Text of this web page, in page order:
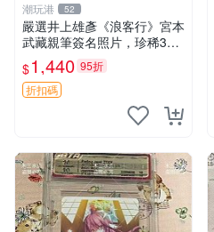
潮玩港 52
嚴選井上雄彥《浪客行》宮本
武藏親筆簽名照片，珍稀3英
寸國外直帶原圖實物 浪客行
紙質 簽名 宮本武藏
$1,440 95折
折扣碼